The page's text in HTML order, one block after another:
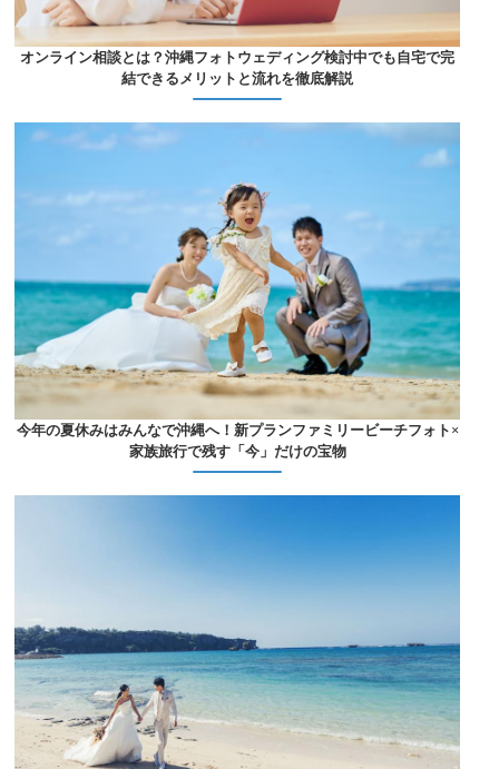
オンライン相談とは？沖縄フォトウェディング検討中でも自宅で完
結できるメリットと流れを徹底解説
今年の夏休みはみんなで沖縄へ！新プランファミリービーチフォト×
家族旅行で残す「今」だけの宝物